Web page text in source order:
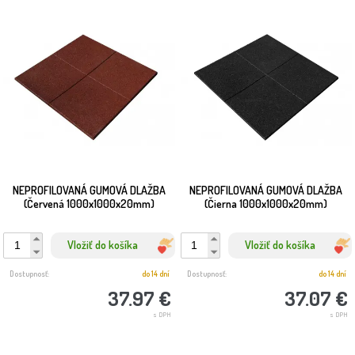
NEPROFILOVANÁ GUMOVÁ DLAŽBA
(Červená 1000x1000x20mm)
Vložiť do košíka
37.97 €
s DPH
Dostupnosť: do 14 dní
NEPROFILOVANÁ GUMOVÁ DLAŽBA
(Čierna 1000x1000x20mm)
Vložiť do košíka
37.07 €
s DPH
Dostupnosť: do 14 dní